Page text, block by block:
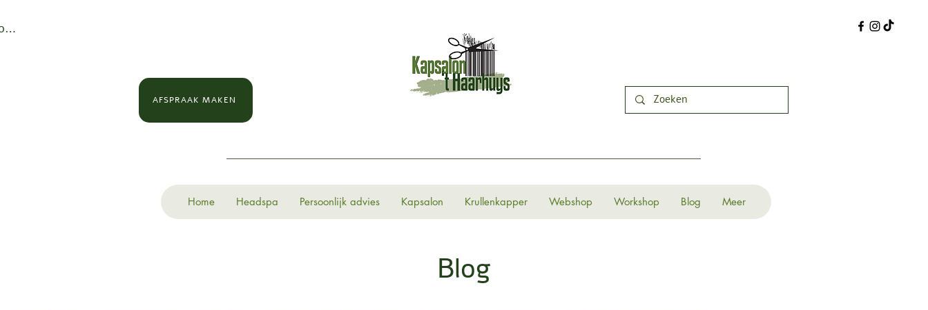
AFSPRAAK MAKEN
Home Headspa Persoonlijk advies Kapsalon Krullenkapper Webshop Workshop Blog Meer
Blog